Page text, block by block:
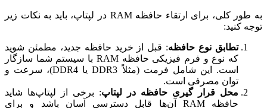
به طور کلی، برای ارتقاء حافظه RAM در لپتاپ، باید به نکات زیر
توجه کنید:
تطابق نوع حافظه: قبل از خرید حافظه جدید، مطمئن شوید
که نوع و فرم فیزیکی حافظه RAM با سیستم شما سازگار
است. این شامل فرمت (مثلاً DDR3 یا DDR4)، سرعت و
توان مصرفی است.
محل قرار گیری حافظه در لپتاپ: برخی از لپتاپ‌ها شاید
حافظه RAM آن‌ها قابل دسترسی آسان باشد و برای